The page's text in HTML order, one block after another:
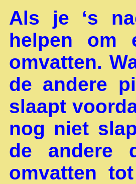
Als je ‘s
helpen om
omvatten.
de andere
slaapt
nog niet
de andere
omvatten